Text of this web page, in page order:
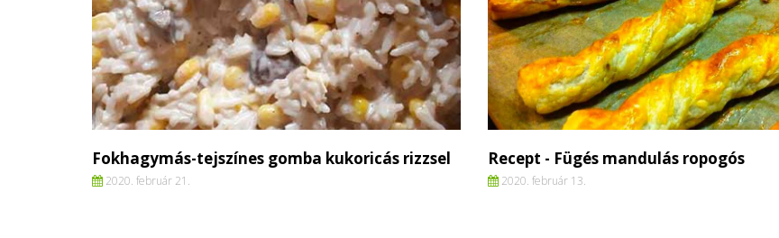
Fokhagymás-tejszínes gomba kukoricás rizzsel
2020. február 21.
Recept - Fügés mandulás ropogós
2020. február 13.